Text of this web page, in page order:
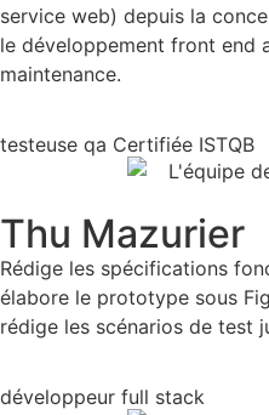
service web) depuis la
le développement front end
maintenance.
testeuse qa Certifiée ISTQB
Thu Mazurier
Rédige les spécifications
élabore le prototype sous
rédige les scénarios de test
développeur full stack